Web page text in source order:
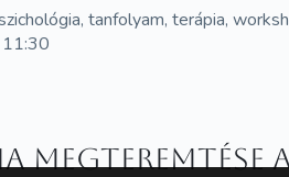
tanfolyam, terápia,